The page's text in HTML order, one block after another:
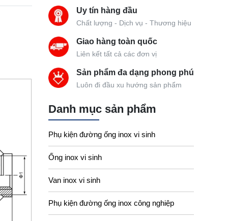
Uy tín hàng đầu
Chất lượng - Dịch vụ - Thương hiệu
Giao hàng toàn quốc
Liên kết tất cả các đơn vị
Sản phẩm đa dạng phong phú
Luôn đi đầu xu hướng sản phẩm
Danh mục sản phẩm
Phụ kiện đường ống inox vi sinh
Ống inox vi sinh
Van inox vi sinh
Phụ kiện đường ống inox công nghiệp